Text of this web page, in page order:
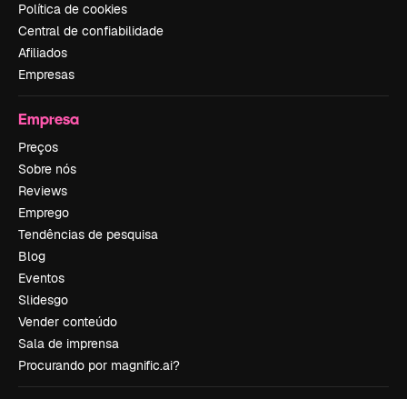
Política de cookies
Central de confiabilidade
Afiliados
Empresas
Empresa
Preços
Sobre nós
Reviews
Emprego
Tendências de pesquisa
Blog
Eventos
Slidesgo
Vender conteúdo
Sala de imprensa
Procurando por magnific.ai?